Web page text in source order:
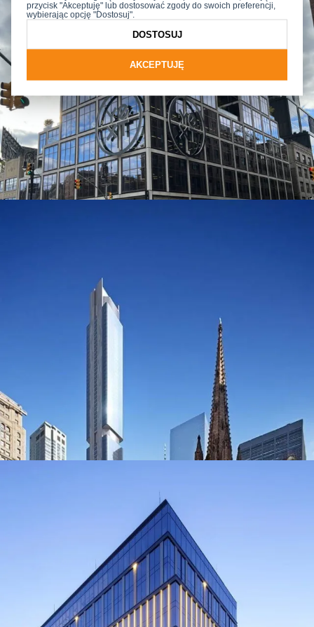
MB-104 PASSIVE
System okienno-drzwiowy o najwyższej izolacji termicznej
Izolacyjność termiczna dla okna otwieranego
U Wod 0,53 | W/(m K)
Odporność na obciążenie wiatrem
przycisk "Akceptuję" lub dostosować zgody do swoich preferencji,
wybierając opcję "Dostosuj".
AKCEPTUJĘ
DOSTOSUJ